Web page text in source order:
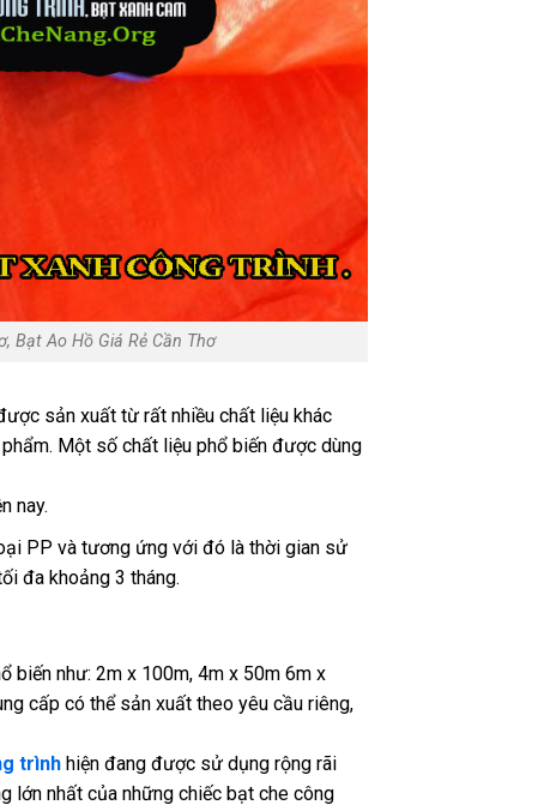
Bạt Ao Hồ Giá Rẻ Cần Thơ
sản xuất từ rất nhiều chất liệu khác
Một số chất liệu phổ biến được dùng
nay.
PP và tương ứng với đó là thời gian sử
đa khoảng 3 tháng.
biến như: 2m x 100m, 4m x 50m 6m x
cấp có thể sản xuất theo yêu cầu riêng,
trìnhhiện đang được sử dụng rộng rãi
lớn nhất của những chiếc bạt che công